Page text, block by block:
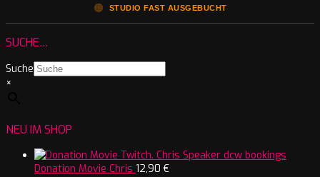
🟠 STUDIO FAST AUSGEBUCHT
SUCHE…
Suche
×
NEU IM SHOP
Donation Movie Chris 12,90 €